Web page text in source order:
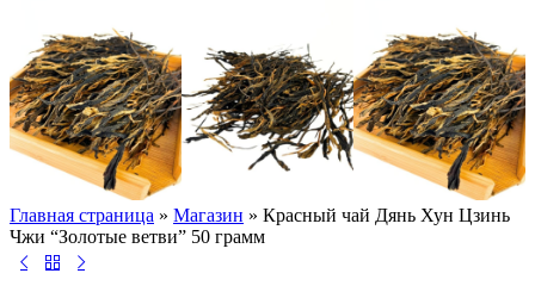
Главная страница » Магазин » Красный чай Дянь Хун Цзинь
Чжи “Золотые ветви” 50 грамм